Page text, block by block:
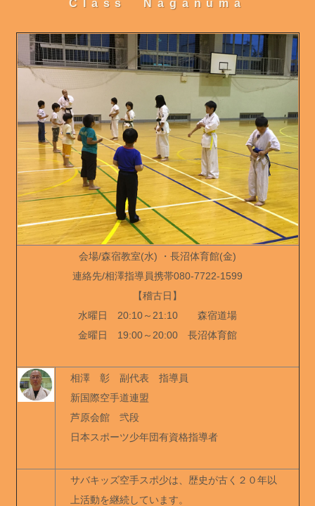
Class Naganuma
会場/森宿教室(水) ・長沼体育館(金)
連絡先/相澤指導員携帯080-7722-1599
【稽古日】
水曜日 20:10～21:10 森宿道場
金曜日 19:00～20:00 長沼体育館
相澤 彰 副代表 指導員
新国際空手道連盟
芦原会館 弐段
日本スポーツ少年団有資格指導者
サバキッズ空手スポ少は、歴史が古く２０年以
上活動を継続しています。